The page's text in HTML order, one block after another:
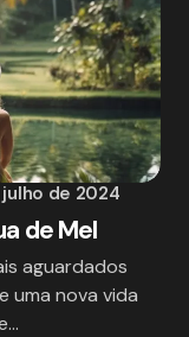
de 2024
de Mel
aguardados
uma nova vida